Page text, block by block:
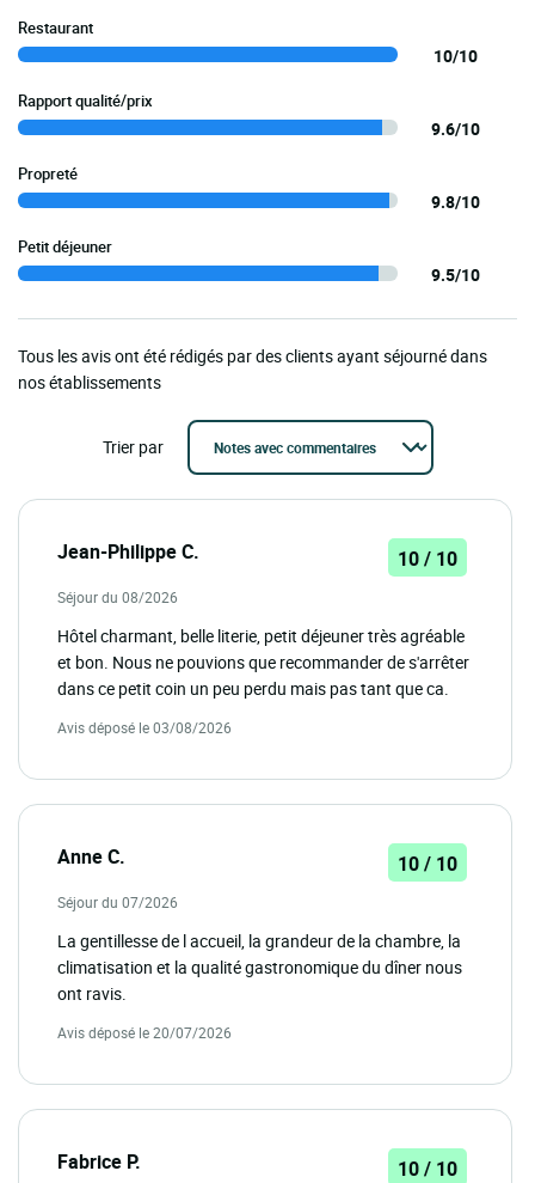
Restaurant
10/10
Rapport qualité/prix
9.6/10
Propreté
9.8/10
Petit déjeuner
9.5/10
Tous les avis ont été rédigés par des clients ayant séjourné dans
nos établissements
Trier par
Jean-Philippe C. 10 / 10
Séjour du 08/2026
Hôtel charmant, belle literie, petit déjeuner très agréable
et bon. Nous ne pouvions que recommander de s'arrêter
dans ce petit coin un peu perdu mais pas tant que ca.
Avis déposé le 03/08/2026
Anne C. 10 / 10
Séjour du 07/2026
La gentillesse de l accueil, la grandeur de la chambre, la
climatisation et la qualité gastronomique du dîner nous
ont ravis.
Avis déposé le 20/07/2026
Fabrice P. 10 / 10